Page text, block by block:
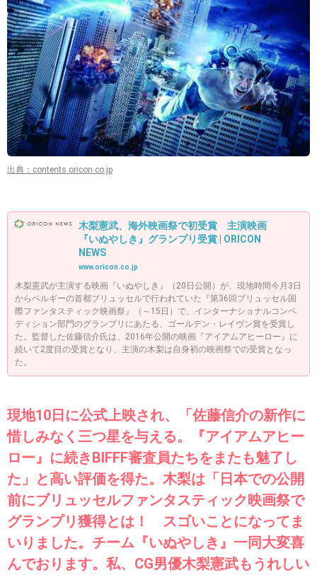
出典：contents.oricon.co.jp
木梨憲武、海外映画祭で初受賞 主演映画
『いぬやしき』グランプリ受賞 | ORICON
NEWS
www.oricon.co.jp
木梨憲武が主演する映画『いぬやしき』（20日公開）が、現地時間今月3日
からベルギーの首都ブリュッセルで行われていた『第36回ブリュッセル国
際ファンタスティック映画祭』（～15日）で、インターナショナルコンペ
ディション部門のグランプリにあたる、ゴールデン・レイヴン賞を受賞し
た。監督した佐藤信介氏は、2016年公開の映画『アイアムアヒーロー』に
続いて2度目の受賞となり、主演の木梨は自身初の映画祭での受賞となっ
た。
現地10日に公式上映され、「佐藤信介の新作に
惜しみなく三つ星を与える。『アイアムアヒー
ロー』に続きBIFFF審査員たちをまたも魅了し
た」と高い評価を得た。木梨は「日本での公開
前にブリュッセルファンタスティック映画祭で
グランプリ獲得とは！ スゴいことになってま
いりました。チーム『いぬやしき』一同大変喜
んでおります。私、CG男優木梨憲武もうれしい